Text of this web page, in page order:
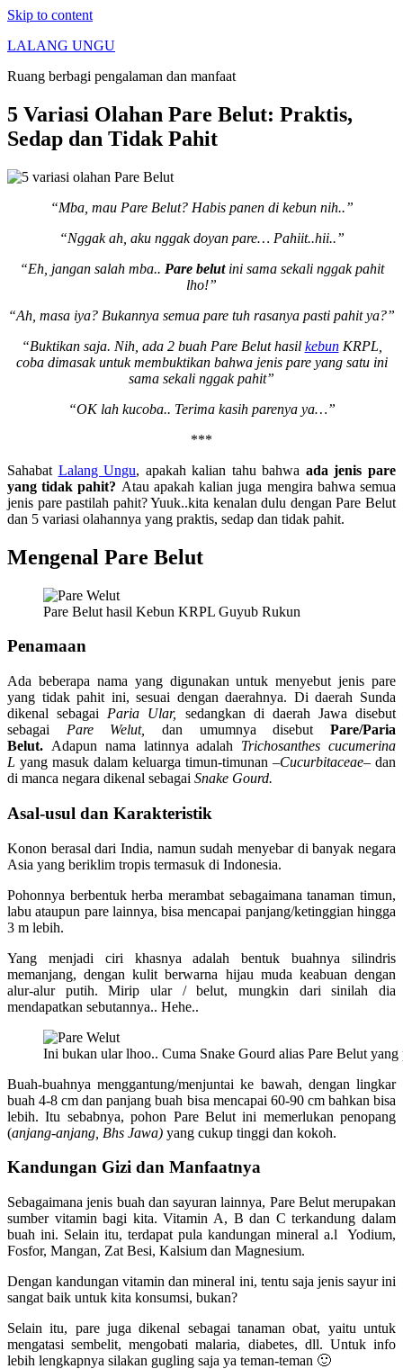
Skip to content
LALANG UNGU
Ruang berbagi pengalaman dan manfaat
5 Variasi Olahan Pare Belut: Praktis,
Sedap dan Tidak Pahit
“Mba, mau Pare Belut? Habis panen di kebun nih..”
“Nggak ah, aku nggak doyan pare… Pahiit..hii..”
“Eh, jangan salah mba.. Pare belut ini sama sekali nggak pahit
lho!”
“Ah, masa iya? Bukannya semua pare tuh rasanya pasti pahit ya?”
“Buktikan saja. Nih, ada 2 buah Pare Belut hasil kebunKRPL,
coba dimasak untuk membuktikan bahwa jenis pare yang satu ini
sama sekali nggak pahit”
“OK lah kucoba.. Terima kasih parenya ya…”
***
Sahabat Lalang Ungu, apakah kalian tahu bahwa ada jenis pare
yang tidak pahit? Atau apakah kalian juga mengira bahwa semua
jenis pare pastilah pahit? Yuuk..kita kenalan dulu dengan Pare Belut
dan 5 variasi olahannya yang praktis, sedap dan tidak pahit.
Mengenal Pare Belut
Pare Belut hasil Kebun KRPL Guyub Rukun
Penamaan
Ada beberapa nama yang digunakan untuk menyebut jenis pare
yang tidak pahit ini, sesuai dengan daerahnya. Di daerah Sunda
dikenal sebagai Paria Ular, sedangkan di daerah Jawa disebut
sebagai Pare Welut,dan umumnya disebutPare/Paria
Belut. Adapun nama latinnya adalah Trichosanthes cucumerina
L yang masuk dalam keluarga timun-timunan –Cucurbitaceae– dan
di manca negara dikenal sebagai Snake Gourd.
Asal-usul dan Karakteristik
Konon berasal dari India, namun sudah menyebar di banyak negara
Asia yang beriklim tropis termasuk di Indonesia.
Pohonnya berbentuk herba merambat sebagaimana tanaman timun,
labu ataupun pare lainnya, bisa mencapai panjang/ketinggian hingga
3 m lebih.
Yang menjadi ciri khasnya adalah bentuk buahnya silindris
memanjang, dengan kulit berwarna hijau muda keabuan dengan
alur-alur putih. Mirip ular / belut, mungkin dari sinilah dia
mendapatkan sebutannya.. Hehe..
Ini bukan ular lhoo.. Cuma Snake Gourd alias Pare Belut yang
Buah-buahnya menggantung/menjuntai ke bawah, dengan lingkar
buah 4-8 cm dan panjang buah bisa mencapai 60-90 cm bahkan bisa
lebih. Itu sebabnya, pohon Pare Belut ini memerlukan penopang
(anjang-anjang, Bhs Jawa) yang cukup tinggi dan kokoh.
Kandungan Gizi dan Manfaatnya
Sebagaimana jenis buah dan sayuran lainnya, Pare Belut merupakan
sumber vitamin bagi kita. Vitamin A, B dan C terkandung dalam
buah ini. Selain itu, terdapat pula kandungan mineral a.l Yodium,
Fosfor, Mangan, Zat Besi, Kalsium dan Magnesium.
Dengan kandungan vitamin dan mineral ini, tentu saja jenis sayur ini
sangat baik untuk kita konsumsi, bukan?
Selain itu, pare juga dikenal sebagai tanaman obat, yaitu untuk
mengatasi sembelit, mengobati malaria, diabetes, dll. Untuk info
lebih lengkapnya silakan gugling saja ya teman-teman 🙂